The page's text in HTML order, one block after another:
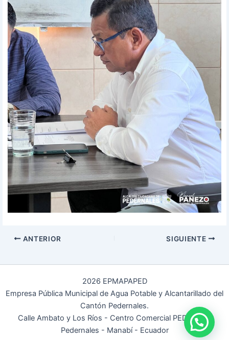
ANTERIOR SIGUIENTE
2026 EPMAPAPED
Empresa Pública Municipal de Agua Potable y Alcantarillado del
Cantón Pedernales.
Calle Ambato y Los Ríos - Centro Comercial PEDERNAL
Pedernales - Manabí - Ecuador